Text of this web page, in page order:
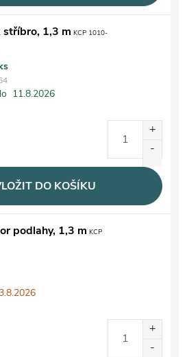
stříbro, 1,3 m KCP 1010-
11.8.2026
DO KOŠÍKU
podlahy, 1,3 m KCP